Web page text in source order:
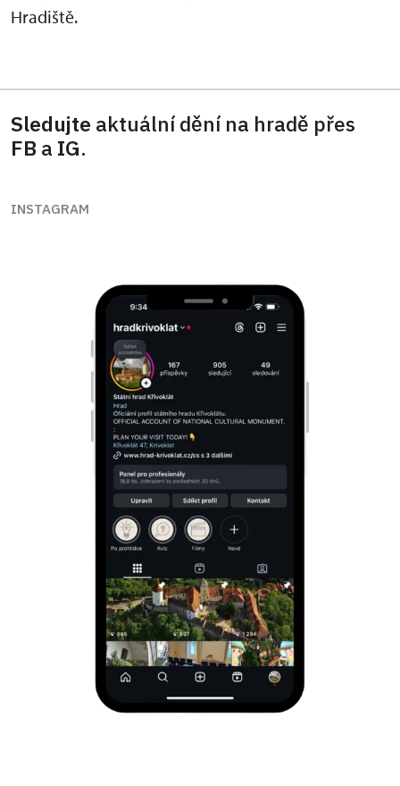
Hradiště.
Sledujte aktuální dění na hradě přes
FB a IG.
INSTAGRAM